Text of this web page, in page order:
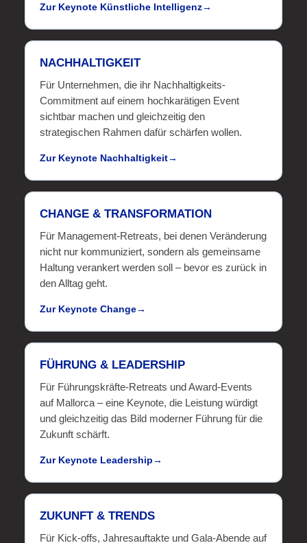
Zur Keynote Künstliche Intelligenz
NACHHALTIGKEIT
Für Unternehmen, die ihr Nachhaltigkeits-
Commitment auf einem hochkarätigen Event
sichtbar machen und gleichzeitig den
strategischen Rahmen dafür schärfen wollen.
Zur Keynote Nachhaltigkeit
CHANGE & TRANSFORMATION
Für Management-Retreats, bei denen Veränderung
nicht nur kommuniziert, sondern als gemeinsame
Haltung verankert werden soll – bevor es zurück in
den Alltag geht.
Zur Keynote Change
FÜHRUNG & LEADERSHIP
Für Führungskräfte-Retreats und Award-Events
auf Mallorca – eine Keynote, die Leistung würdigt
und gleichzeitig das Bild moderner Führung für die
Zukunft schärft.
Zur Keynote Leadership
ZUKUNFT & TRENDS
Für Kick-offs, Jahresauftakte und Gala-Abende auf